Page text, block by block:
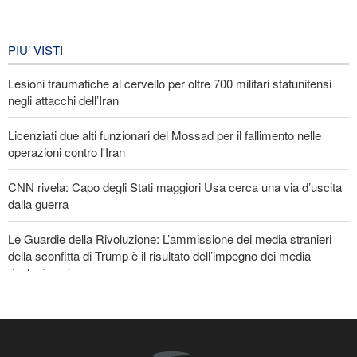
EVENTI
PIU’ VISTI
Lesioni traumatiche al cervello per oltre 700 militari statunitensi
negli attacchi dell’Iran
Licenziati due alti funzionari del Mossad per il fallimento nelle
operazioni contro l'Iran
CNN rivela: Capo degli Stati maggiori Usa cerca una via d’uscita
dalla guerra
Le Guardie della Rivoluzione: L’ammissione dei media stranieri
della sconfitta di Trump è il risultato dell’impegno dei media
rivoluzionari
un fallimento